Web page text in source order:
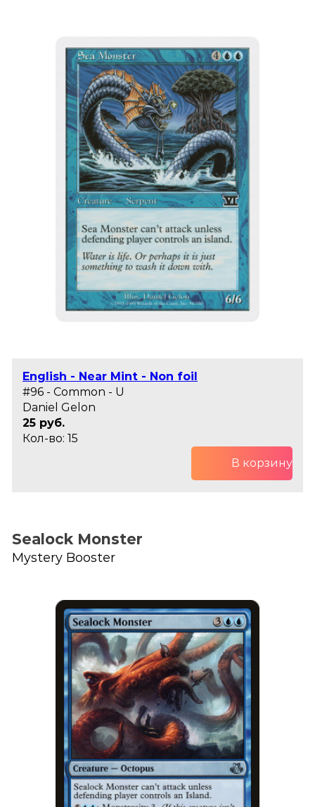
English - Near Mint - Non foil
#96 - Common - U
Daniel Gelon
25 руб.
Кол-во: 15
В корзину
Sealock Monster
Mystery Booster